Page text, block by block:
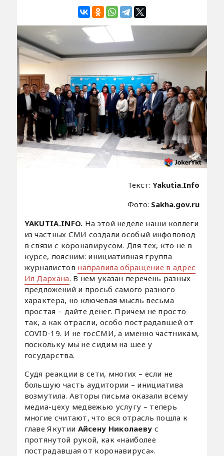
Текст:Yakutia.Info
Фото: Sakha.gov.ru
YAKUTIA.INFO. На этой неделе наши коллеги
из частных СМИ создали особый инфоповод
в связи с коронавирусом. Для тех, кто не в
курсе, поясним: инициативная группа
журналистов направила обращение в адрес
Ил Дархана. В нем указан перечень разных
предложений и просьб самого разного
характера, но ключевая мысль весьма
простая – дайте денег. Причем не просто
так, а как отрасли, особо пострадавшей от
COVID-19. И не госСМИ, а именно частникам,
поскольку мы не сидим на шее у
государства.
Судя реакции в сети, многих – если не
большую часть аудитории – инициатива
возмутила. Авторы письма оказали всему
медиа-цеху медвежью услугу – теперь
многие считают, что вся отрасль пошла к
главе Якутии Айсену Николаеву с
протянутой рукой, как «наиболее
пострадавшая от коронавируса».